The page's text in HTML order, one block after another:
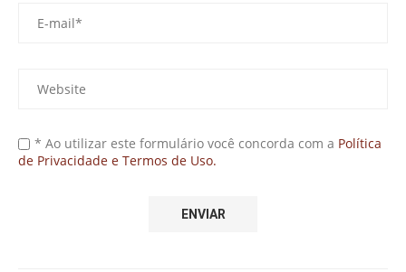
* Ao utilizar este formulário você concorda com a Política
de Privacidade e Termos de Uso.